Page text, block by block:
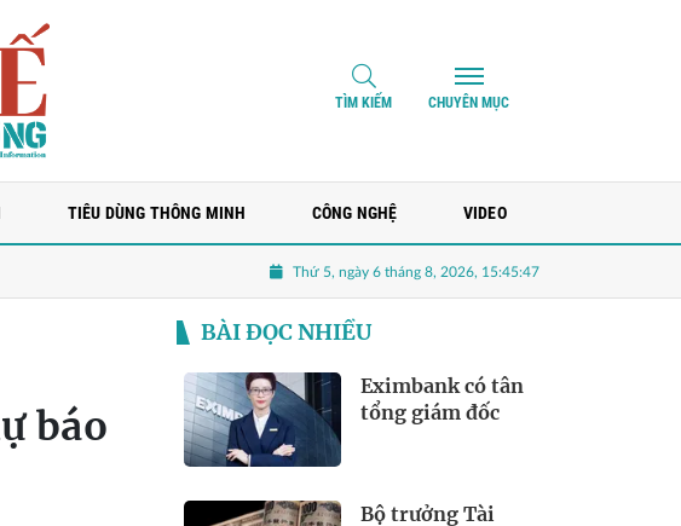
TÌM KIẾM CHUYÊN MỤC
TIÊU DÙNG THÔNG MINH CÔNG NGHỆ VIDEO
việc Mỹ giúp Nhật Bản cứu đồng yen Eximbank có tân tổng giám đốc
Thứ 5, ngày 6 tháng 8, 2026, 15:45:48
báo
BÀI ĐỌC NHIỀU
Eximbank có tân
tổng giám đốc
Bộ trưởng Tài